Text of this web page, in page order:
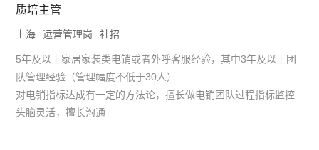
质培主管
上海 运营管理岗 社招
5年及以上家居家装类电销或者外呼客服经验，其中3年及以上团
队管理经验（管理幅度不低于30人）
对电销指标达成有一定的方法论，擅长做电销团队过程指标监控
头脑灵活，擅长沟通